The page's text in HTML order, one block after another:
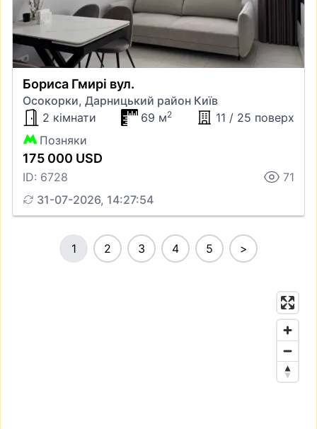
Бориса Гмирі вул.
Осокорки, Дарницький район Київ
2 кімнати
69 м2
11 / 25 поверх
Позняки
175 000 USD
ID: 6728
71
31-07-2026, 14:27:54
1 2 3 4 5 >